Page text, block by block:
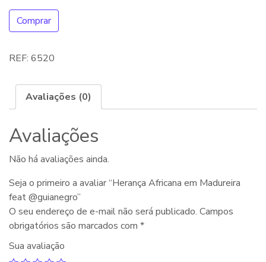
Comprar
REF: 6520
Avaliações (0)
Avaliações
Não há avaliações ainda.
Seja o primeiro a avaliar “Herança Africana em Madureira
feat @guianegro”
O seu endereço de e-mail não será publicado. Campos
obrigatórios são marcados com *
Sua avaliação